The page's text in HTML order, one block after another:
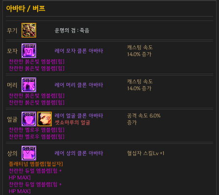
무기 운명의 검 : 죽음
모자 레어 모자 클론 아바타
캐스팅 속도
14.0% 증가
찬란한 붉은빛 엠블렘[힘]
찬란한 붉은빛 엠블렘[힘]
머리 레어 머리 클론 아바타
캐스팅 속도
14.0% 증가
찬란한 붉은빛 엠블렘[힘]
찬란한 붉은빛 엠블렘[힘]
얼굴
레어 얼굴 클론 아바타
셋쇼마루의 얼굴
공격 속도 6.0%
증가
찬란한 옐로우 엠블렘[힘]
찬란한 옐로우 엠블렘[힘]
상의 레어 상의 클론 아바타
혈십자 스킬Lv +1
플래티넘 엠블렘[혈십자]
찬란한 듀얼 엠블렘[힘 +
HP MAX]
찬란한 듀얼 엠블렘[힘 +
HP MAX]